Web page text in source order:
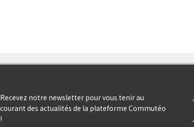
Recevez notre newsletter pour vous tenir au
courant des actualités de la plateforme Commutéo
!